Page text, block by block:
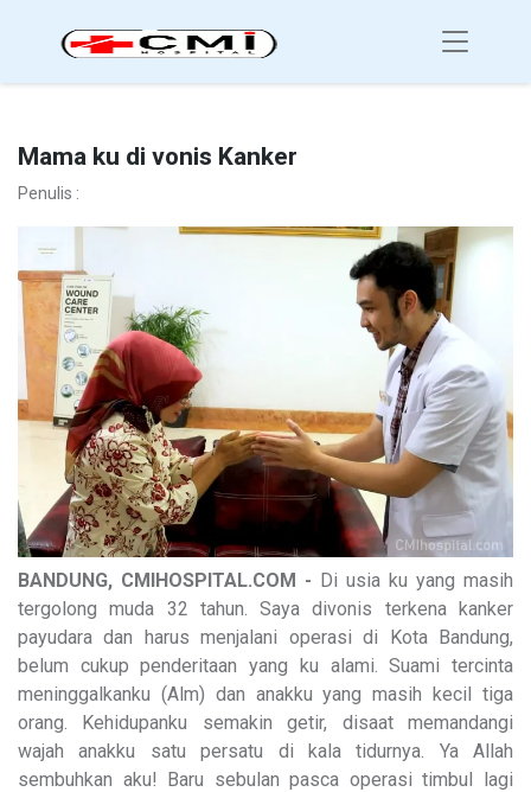
Mama ku di vonis Kanker
Penulis :
BANDUNG, CMIHOSPITAL.COM - Di usia ku yang masih
tergolong muda 32 tahun. Saya divonis terkena kanker
payudara dan harus menjalani operasi di Kota Bandung,
belum cukup penderitaan yang ku alami. Suami tercinta
meninggalkanku (Alm) dan anakku yang masih kecil tiga
orang. Kehidupanku semakin getir, disaat memandangi
wajah anakku satu persatu di kala tidurnya. Ya Allah
sembuhkan aku! Baru sebulan pasca operasi timbul lagi